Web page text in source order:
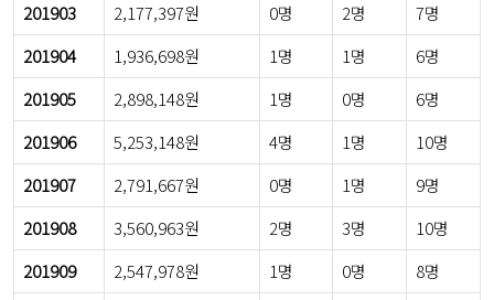
201903
2,177,397원 0명 2명
7명
201904
1,936,698원 1명 1명
6명
201905
2,898,148원 1명 0명
6명
201906
5,253,148원 4명 1명
10명
201907
2,791,667원 0명 1명
9명
201908
3,560,963원 2명 3명
10명
201909
2,547,978원 1명 0명 8명